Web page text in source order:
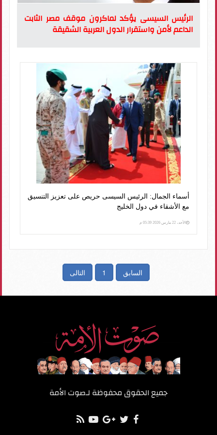
الرئيس السيسى يؤكد لماكرون موقف مصر الثابت
الداعم لأمن واستقرار الدول العربية الشقيقة
أسماء الجمال: الرئيس السيسى حريص على تعزيز التنسيق
مع الأشقاء في دول الخليج
الأحد، 22 مارس 2026 05:39 م
السابق 1 التالى
جميع الحقوق محفوظة لـصوت الأمة